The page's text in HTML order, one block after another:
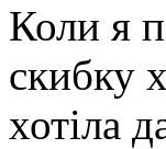
Коли я
скибку
хотіла